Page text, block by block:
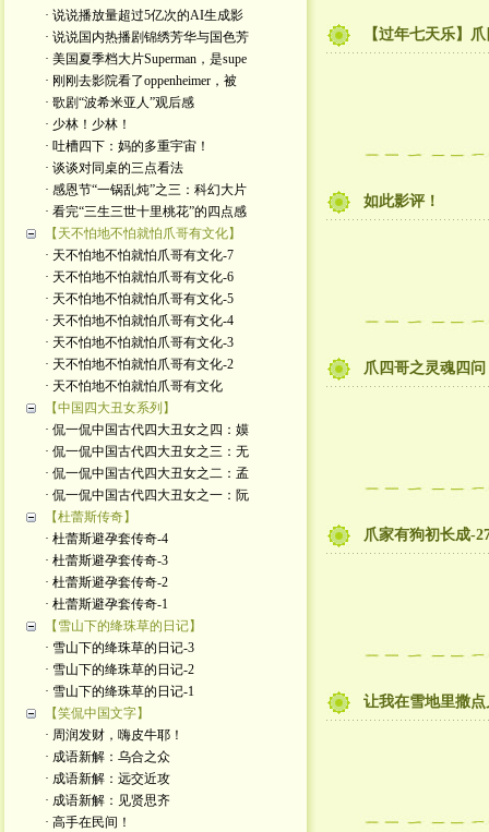
· 说说播放量超过5亿次的AI生成影
· 说说国内热播剧锦绣芳华与国色芳
· 美国夏季档大片Superman，是supe
· 刚刚去影院看了oppenheimer，被
· 歌剧“波希米亚人”观后感
· 少林！少林！
· 吐槽四下：妈的多重宇宙！
· 谈谈对同桌的三点看法
· 感恩节“一锅乱炖”之三：科幻大片
· 看完“三生三世十里桃花”的四点感
【天不怕地不怕就怕爪哥有文化】
· 天不怕地不怕就怕爪哥有文化-7
· 天不怕地不怕就怕爪哥有文化-6
· 天不怕地不怕就怕爪哥有文化-5
· 天不怕地不怕就怕爪哥有文化-4
· 天不怕地不怕就怕爪哥有文化-3
· 天不怕地不怕就怕爪哥有文化-2
· 天不怕地不怕就怕爪哥有文化
【中国四大丑女系列】
· 侃一侃中国古代四大丑女之四：嫫
· 侃一侃中国古代四大丑女之三：无
· 侃一侃中国古代四大丑女之二：孟
· 侃一侃中国古代四大丑女之一：阮
【杜蕾斯传奇】
· 杜蕾斯避孕套传奇-4
· 杜蕾斯避孕套传奇-3
· 杜蕾斯避孕套传奇-2
· 杜蕾斯避孕套传奇-1
【雪山下的绛珠草的日记】
· 雪山下的绛珠草的日记-3
· 雪山下的绛珠草的日记-2
· 雪山下的绛珠草的日记-1
【笑侃中国文字】
· 周润发财，嗨皮牛耶！
· 成语新解：乌合之众
· 成语新解：远交近攻
· 成语新解：见贤思齐
· 高手在民间！
【过年七天乐】
如此影评！
爪四哥之灵魂四问
爪家有狗初长成-
让我在雪地里撒